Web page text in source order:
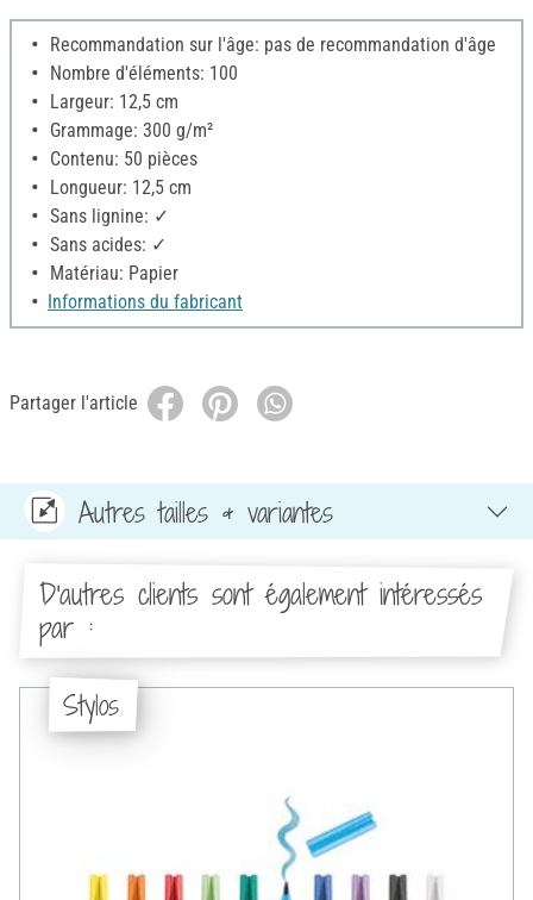
Recommandation sur l'âge: pas de recommandation d'âge
Nombre d'éléments: 100
Largeur: 12,5 cm
Grammage: 300 g/m²
Contenu: 50 pièces
Longueur: 12,5 cm
Sans lignine: ✓
Sans acides: ✓
Matériau: Papier
Informations du fabricant
Partager l'article
Autres tailles & variantes
D'autres clients sont également intéressés
par :
Stylos